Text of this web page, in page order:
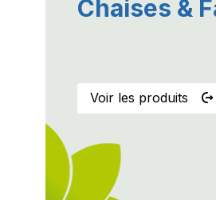
Chaises &
Voir les produits